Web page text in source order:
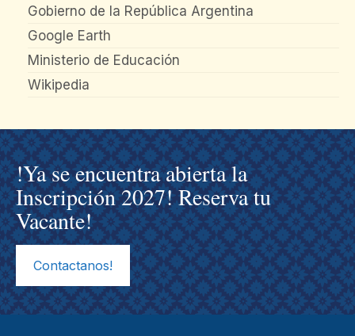
Gobierno de la República Argentina
Google Earth
Ministerio de Educación
Wikipedia
!Ya se encuentra abierta la
Inscripción 2027! Reserva tu
Vacante!
Contactanos!